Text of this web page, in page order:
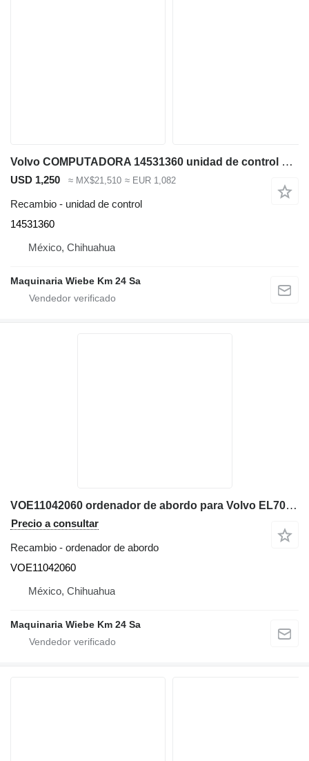
Volvo COMPUTADORA 14531360 unidad de control para Volvo EC330BLC excavadora
USD 1,250 ≈ MX$21,510 ≈ EUR 1,082
Recambio - unidad de control
14531360
México, Chihuahua
Maquinaria Wiebe Km 24 Sa
VOE11042060 ordenador de abordo para Volvo EL70, EL70C excavadora
Precio a consultar
Recambio - ordenador de abordo
VOE11042060
México, Chihuahua
Maquinaria Wiebe Km 24 Sa